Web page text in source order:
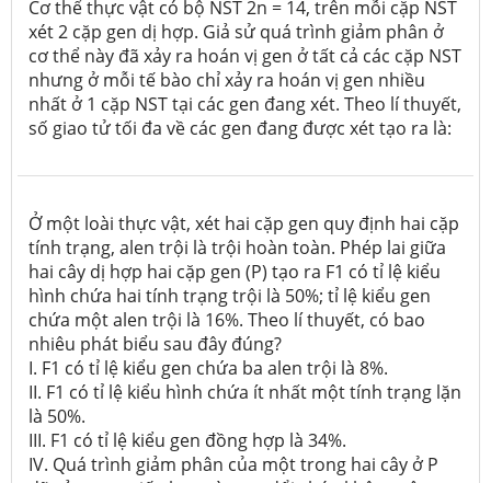
Cơ thể thực vật có bộ NST 2n = 14, trên mỗi cặp NST
xét 2 cặp gen dị hợp. Giả sử quá trình giảm phân ở
cơ thể này đã xảy ra hoán vị gen ở tất cả các cặp NST
nhưng ở mỗi tế bào chỉ xảy ra hoán vị gen nhiều
nhất ở 1 cặp NST tại các gen đang xét. Theo lí thuyết,
số giao tử tối đa về các gen đang được xét tạo ra là:
Ở một loài thực vật, xét hai cặp gen quy định hai cặp
tính trạng, alen trội là trội hoàn toàn. Phép lai giữa
hai cây dị hợp hai cặp gen (P) tạo ra F1 có tỉ lệ kiểu
hình chứa hai tính trạng trội là 50%; tỉ lệ kiểu gen
chứa một alen trội là 16%. Theo lí thuyết, có bao
nhiêu phát biểu sau đây đúng?
I. F1 có tỉ lệ kiểu gen chứa ba alen trội là 8%.
II. F1 có tỉ lệ kiểu hình chứa ít nhất một tính trạng lặn
là 50%.
III. F1 có tỉ lệ kiểu gen đồng hợp là 34%.
IV. Quá trình giảm phân của một trong hai cây ở P